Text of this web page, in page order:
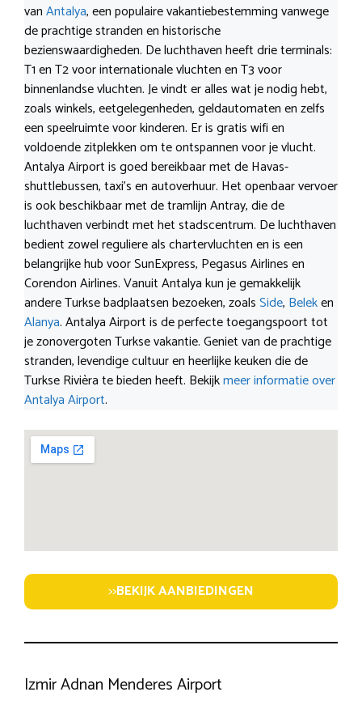
vanAntalya, een populaire vakantiebestemming vanwege
de prachtige stranden en historische
bezienswaardigheden. De luchthaven heeft drie terminals:
T1 en T2 voor internationale vluchten en T3 voor
binnenlandse vluchten. Je vindt er alles wat je nodig hebt,
zoals winkels, eetgelegenheden, geldautomaten en zelfs
een speelruimte voor kinderen. Er is gratis wifi en
voldoende zitplekken om te ontspannen voor je vlucht.
Antalya Airport is goed bereikbaar met de Havas-
shuttlebussen, taxi’s en autoverhuur. Het openbaar vervoer
is ook beschikbaar met de tramlijn Antray, die de
luchthaven verbindt met het stadscentrum. De luchthaven
bedient zowel reguliere als chartervluchten en is een
belangrijke hub voor SunExpress, Pegasus Airlines en
Corendon Airlines. Vanuit Antalya kun je gemakkelijk
andere Turkse badplaatsen bezoeken, zoalsSide, Beleken
Alanya. Antalya Airport is de perfecte toegangspoort tot
je zonovergoten Turkse vakantie. Geniet van de prachtige
stranden, levendige cultuur en heerlijke keuken die de
Turkse Rivièra te bieden heeft. Bekijkmeer informatie over
Antalya Airport.
>>BEKIJK AANBIEDINGEN
Izmir Adnan Menderes Airport